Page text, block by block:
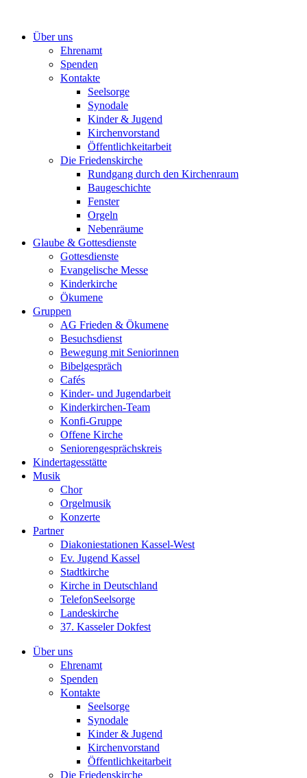
springenÜber uns
Ehrenamt
Spenden
Kontakte
Seelsorge
Synodale
Kinder & Jugend
Kirchenvorstand
Öffentlichkeitarbeit
Die Friedenskirche
Rundgang durch den Kirchenraum
Baugeschichte
Fenster
Orgeln
Nebenräume
Glaube & Gottesdienste
Gottesdienste
Evangelische Messe
Kinderkirche
Ökumene
Gruppen
AG Frieden & Ökumene
Besuchsdienst
Bewegung mit Seniorinnen
Bibelgespräch
Cafés
Kinder- und Jugendarbeit
Kinderkirchen-Team
Konfi-Gruppe
Offene Kirche
Seniorengesprächskreis
Kindertagesstätte
Musik
Chor
Orgelmusik
Konzerte
Partner
Diakoniestationen Kassel-West
Ev. Jugend Kassel
Stadtkirche
Kirche in Deutschland
TelefonSeelsorge
Landeskirche
37. Kasseler Dokfest
Über uns
Ehrenamt
Spenden
Kontakte
Seelsorge
Synodale
Kinder & Jugend
Kirchenvorstand
Öffentlichkeitarbeit
Die Friedenskirche